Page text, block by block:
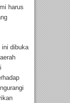
harus
ini dibuka